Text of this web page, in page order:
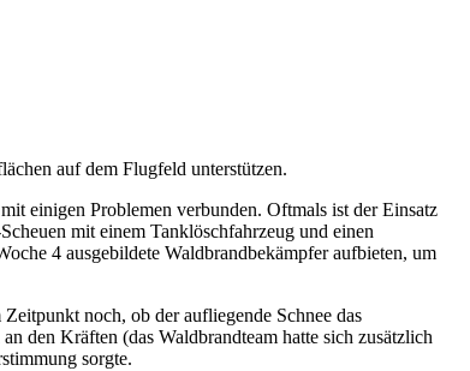
auf dem Flugfeld unterstützen.
einigen Problemen verbunden. Oftmals ist der Einsatz
mit einem Tanklöschfahrzeug und einen
4 ausgebildete Waldbrandbekämpfer aufbieten, um
noch, ob der aufliegende Schnee das
den Kräften (das Waldbrandteam hatte sich zusätzlich
sorgte.